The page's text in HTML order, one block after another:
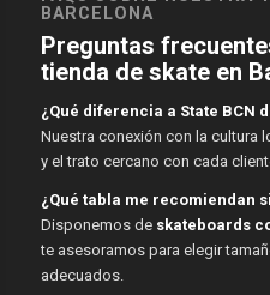
BARCELONA
Preguntas
tienda de skate en
¿Qué diferencia a State BCN
Nuestra conexión con la cultura
y el trato cercano con cada
¿Qué tabla me recomiendan
Disponemos de skateboards
te asesoramos para elegir
adecuados.